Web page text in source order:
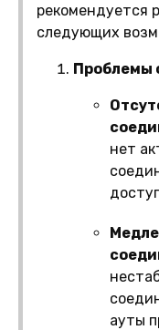
рекомендуется
следующих
Проблемы
нет
ауты